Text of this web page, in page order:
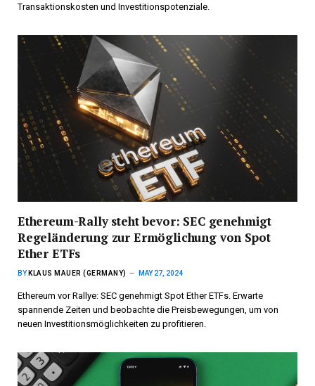
Transaktionskosten und Investitionspotenziale.
Ethereum-Rally steht bevor: SEC genehmigt
Regeländerung zur Ermöglichung von Spot
Ether ETFs
BY KLAUS MAUER (GERMANY) MAY 27, 2024
Ethereum vor Rallye: SEC genehmigt Spot Ether ETFs. Erwarte
spannende Zeiten und beobachte die Preisbewegungen, um von
neuen Investitionsmöglichkeiten zu profitieren.